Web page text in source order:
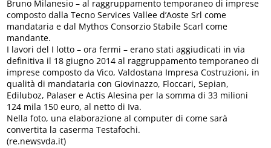
Bruno Milanesio – al raggruppamento temporaneo di imprese
composto dalla Tecno Services Vallee d’Aoste Srl come
mandataria e dal Mythos Consorzio Stabile Scarl come
mandante.
I lavori del I lotto – ora fermi – erano stati aggiudicati in via
definitiva il 18 giugno 2014 al raggruppamento temporaneo di
imprese composto da Vico, Valdostana Impresa Costruzioni, in
qualità di mandataria con Giovinazzo, Floccari, Sepian,
Ediluboz, Palaser e Actis Alesina per la somma di 33 milioni
124 mila 150 euro, al netto di Iva.
Nella foto, una elaborazione al computer di come sarà
convertita la caserma Testafochi.
(re.newsvda.it)